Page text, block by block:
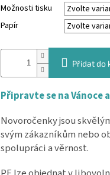
Možnosti tisku
Papír
Přidat do
Připravte se na Vánoce
Novoročenky jsou
svým zákazníkům nebo
spolupráci a věrnost.